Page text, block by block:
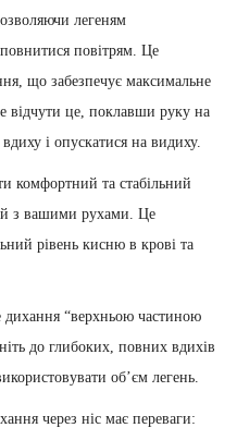
легеням
повітрям. Це
що забезпечує максимальне
це, поклавши руку на
і опускатися на видиху.
комфортний та стабільний
з вашими рухами. Це
рівень кисню в крові та
дихання “верхньою частиною
до глибоких, повних вдихів
об’єм легень.
через ніс має переваги: